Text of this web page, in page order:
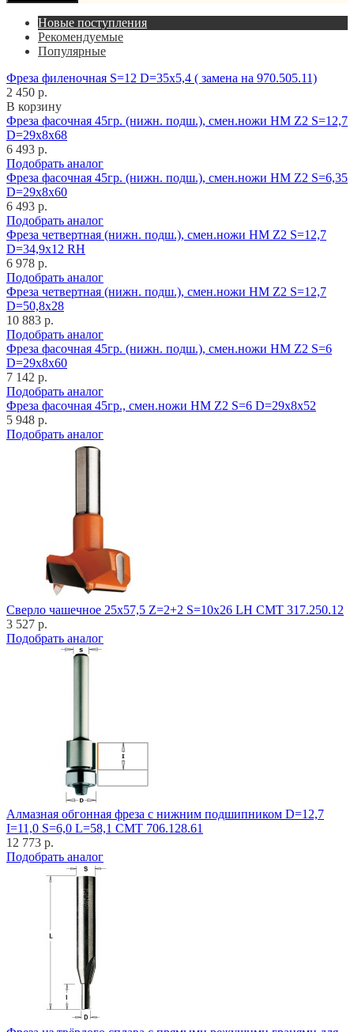
Новые поступления
Рекомендуемые
Популярные
Фреза филеночная S=12 D=35x5,4 ( замена на 970.505.11)
2 450 р.
В корзину
Фреза фасочная 45гр. (нижн. подш.), смен.ножи HM Z2 S=12,7
D=29x8x68
6 493 р.
Подобрать аналог
Фреза фасочная 45гр. (нижн. подш.), смен.ножи HM Z2 S=6,35
D=29x8x60
6 493 р.
Подобрать аналог
Фреза четвертная (нижн. подш.), смен.ножи HM Z2 S=12,7
D=34,9x12 RH
6 978 р.
Подобрать аналог
Фреза четвертная (нижн. подш.), смен.ножи HM Z2 S=12,7
D=50,8x28
10 883 р.
Подобрать аналог
Фреза фасочная 45гр. (нижн. подш.), смен.ножи HM Z2 S=6
D=29x8x60
7 142 р.
Подобрать аналог
Фреза фасочная 45гр., смен.ножи HM Z2 S=6 D=29x8x52
5 948 р.
Подобрать аналог
Cверло чашечное 25x57,5 Z=2+2 S=10x26 LH CMT 317.250.12
3 527 р.
Подобрать аналог
Алмазная обгонная фреза с нижним подшипником D=12,7
I=11,0 S=6,0 L=58,1 CMT 706.128.61
12 773 р.
Подобрать аналог